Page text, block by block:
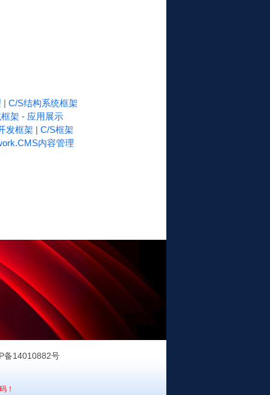
| C/S结构系统框架
架 - 应用展示
发框架 | C/S框架
内容管理
备14010882号
！